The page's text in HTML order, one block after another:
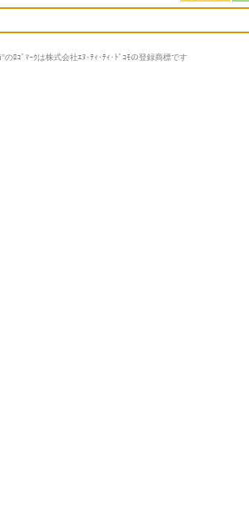
ﾛｺﾞﾏｰｸは株式会社ｴﾇ･ﾃｨ･ﾃｨ･ﾄﾞｺﾓの登録商標です